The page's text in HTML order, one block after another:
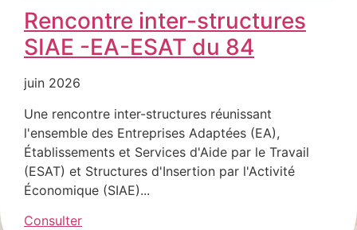
Rencontre inter-structures
SIAE -EA-ESAT du 84
juin 2026
Une rencontre inter-structures réunissant
l'ensemble des Entreprises Adaptées (EA),
Établissements et Services d'Aide par le Travail
(ESAT) et Structures d'Insertion par l'Activité
Économique (SIAE)...
Consulter